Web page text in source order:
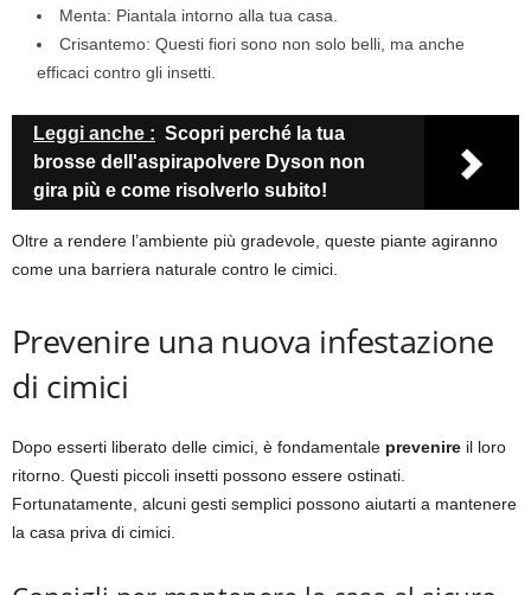
Menta: Piantala intorno alla tua casa.
Crisantemo: Questi fiori sono non solo belli, ma anche
efficaci contro gli insetti.
Leggi anche : Scopri perché la tua
brosse dell'aspirapolvere Dyson non
gira più e come risolverlo subito!
Oltre a rendere l’ambiente più gradevole, queste piante agiranno
come una barriera naturale contro le cimici.
Prevenire una nuova infestazione
di cimici
Dopo esserti liberato delle cimici, è fondamentale prevenire il loro
ritorno. Questi piccoli insetti possono essere ostinati.
Fortunatamente, alcuni gesti semplici possono aiutarti a mantenere
la casa priva di cimici.